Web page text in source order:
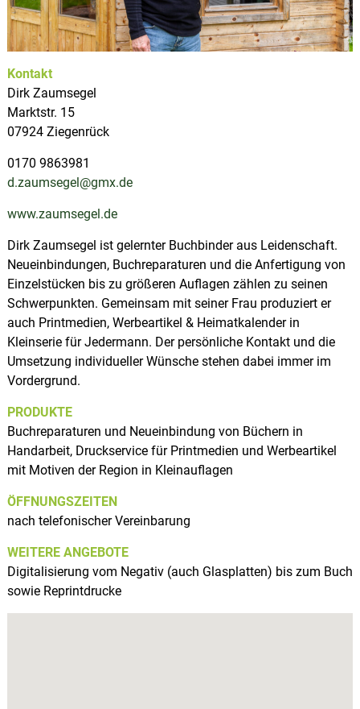
p
l
a
t
z
s
e
S
a
l
e
O
l
-
e
g
i
o
n
Kontakt
Dirk Zaumsegel
Marktstr. 15
07924 Ziegenrück
0170 9863981
d.zaumsegel@gmx.de
www.zaumsegel.de
Dirk Zaumsegel ist gelernter Buchbinder aus Leidenschaft.
Neueinbindungen, Buchreparaturen und die Anfertigung von
Einzelstücken bis zu größeren Auflagen zählen zu seinen
Schwerpunkten. Gemeinsam mit seiner Frau produziert er
auch Printmedien, Werbeartikel & Heimatkalender in
Kleinserie für Jedermann. Der persönliche Kontakt und die
Umsetzung individueller Wünsche stehen dabei immer im
Vordergrund.
PRODUKTE
Buchreparaturen und Neueinbindung von Büchern in
Handarbeit, Druckservice für Printmedien und Werbeartikel
mit Motiven der Region in Kleinauflagen
ÖFFNUNGSZEITEN
nach telefonischer Vereinbarung
WEITERE ANGEBOTE
Digitalisierung vom Negativ (auch Glasplatten) bis zum Buch
sowie Reprintdrucke